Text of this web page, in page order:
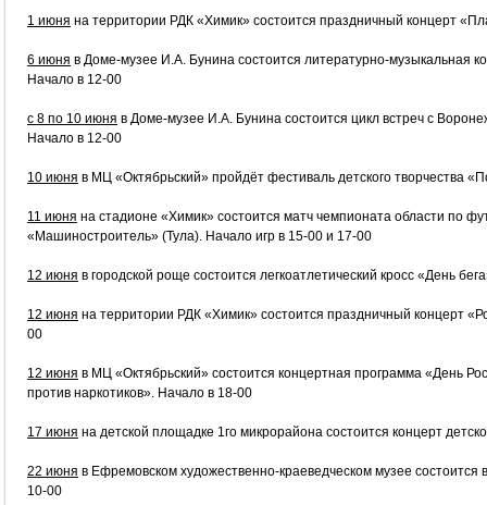
1 июня на территории РДК «Химик» состоится праздничный концерт
6 июня в Доме-музее И.А. Бунина состоится литературно-музыкальная
Начало в 12-00
c 8 по 10 июня в Доме-музее И.А. Бунина состоится цикл встреч с
Начало в 12-00
10 июня в МЦ «Октябрьский» пройдёт фестиваль детского творчества
11 июня на стадионе «Химик» состоится матч чемпионата области по
«Машиностроитель» (Тула). Начало игр в 15-00 и 17-00
12 июня в городской роще состоится легкоатлетический кросс «День
12 июня на территории РДК «Химик» состоится праздничный концерт
00
12 июня в МЦ «Октябрьский» состоится концертная программа «День
против наркотиков». Начало в 18-00
17 июня на детской площадке 1го микрорайона состоится концерт
22 июня в Ефремовском художественно-краеведческом музее
10-00